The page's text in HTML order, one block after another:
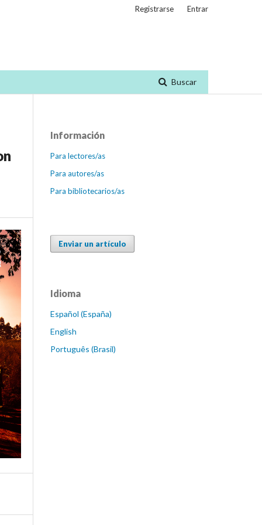
Buscar
Registrarse Entrar
Información
Para lectores/as
Para autores/as
Para bibliotecarios/as
Enviar un artículo
Idioma
Español (España)
English
Português (Brasil)